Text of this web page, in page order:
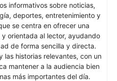
informativos sobre noticias,
deportes, entretenimiento y
se centra en ofrecer una
orientada al lector, ayudando
de forma sencilla y directa.
las historias relevantes, con un
mantener a la audiencia bien
más importantes del día.